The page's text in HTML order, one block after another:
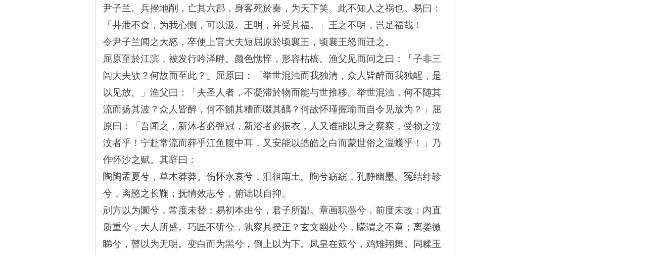
尹子兰。兵挫地削，亡其六郡，身客死於秦，为天下笑。此不知人之祸也。易曰：
「井泄不食，为我心恻，可以汲。王明，并受其福。」王之不明，岂足福哉！
令尹子兰闻之大怒，卒使上官大夫短屈原於顷襄王，顷襄王怒而迁之。
屈原至於江滨，被发行吟泽畔。颜色憔悴，形容枯槁。渔父见而问之曰：「子非三
闾大夫欤？何故而至此？」屈原曰：「举世混浊而我独清，众人皆醉而我独醒，是
以见放。」渔父曰：「夫圣人者，不凝滞於物而能与世推移。举世混浊，何不随其
流而扬其波？众人皆醉，何不餔其糟而啜其醨？何故怀瑾握瑜而自令见放为？」屈
原曰：「吾闻之，新沐者必弹冠，新浴者必振衣，人又谁能以身之察察，受物之汶
汶者乎！宁赴常流而葬乎江鱼腹中耳，又安能以皓皓之白而蒙世俗之温蠖乎！」乃
作怀沙之赋。其辞曰：
陶陶孟夏兮，草木莽莽。伤怀永哀兮，汩徂南土。眴兮窈窈，孔静幽墨。冤结纡轸
兮，离愍之长鞠；抚情效志兮，俯诎以自抑。
刓方以为圜兮，常度未替；易初本由兮，君子所鄙。章画职墨兮，前度未改；内直
质重兮，大人所盛。巧匠不斫兮，孰察其揆正？玄文幽处兮，矇谓之不章；离娄微
睇兮，瞽以为无明。变白而为黑兮，倒上以为下。凤皇在笯兮，鸡雉翔舞。同糅玉